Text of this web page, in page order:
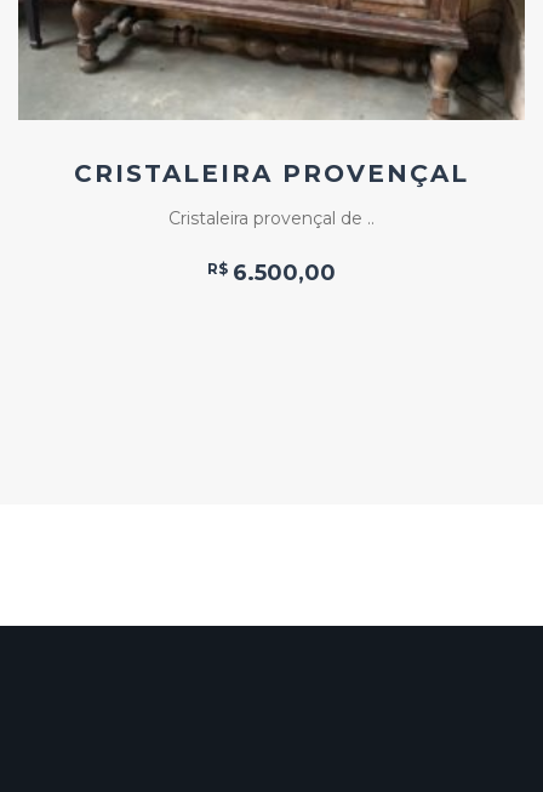
CRISTALEIRA PROVENÇAL
Cristaleira provençal de ..
R$ 6.500,00